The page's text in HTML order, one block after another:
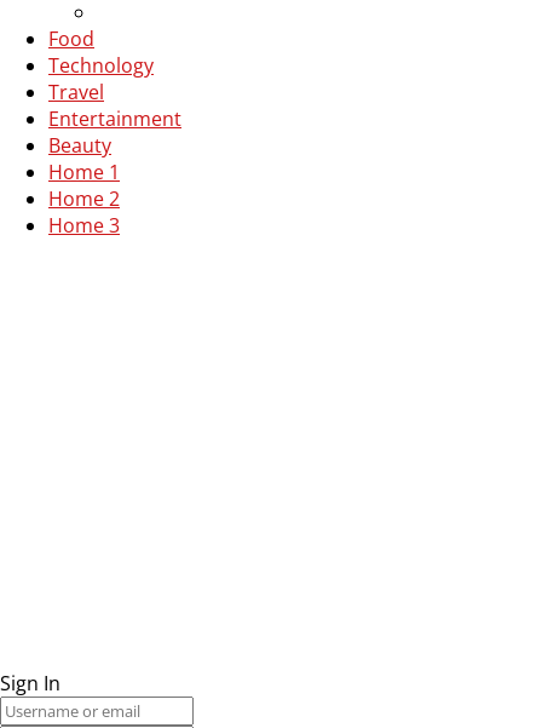
Food
Technology
Travel
Entertainment
Beauty
Home 1
Home 2
Home 3
Sign In